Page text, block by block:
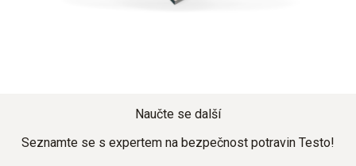
Naučte se další
Seznamte se s expertem na bezpečnost potravin Testo!